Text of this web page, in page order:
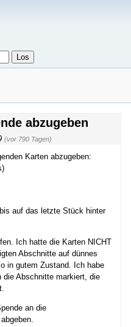
abzugeben
(vor 790 Tagen)
Karten abzugeben:
auf das letzte Stück hinter
Ich hatte die Karten NICHT
Abschnitte auf dünnes
in gutem Zustand. Ich habe
die Abschnitte markiert, die
an die